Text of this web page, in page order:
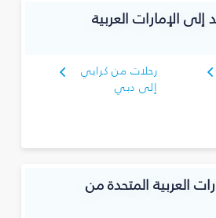
إلى الإمارات العربية
رحلات من كرابي
إلى دبي
العربية المتحدة من